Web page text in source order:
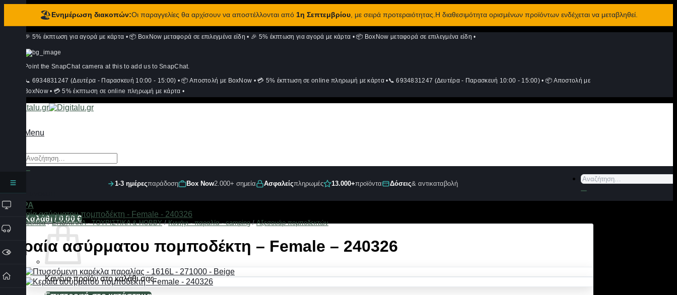
🏖️Ενημέρωση διακοπών:Οι παραγγελίες θα αρχίσουν να αποστέλλονται από 1η Σεπτεμβρίου, με σειρά προτεραιότητας.Η διαθεσιμότητα ορισμένων προϊόντων ενδέχεται να μεταβληθεί.
περιεχόμενο
🎉 5% έκπτωση για αγορά με κάρτα • 📦 BoxNow μεταφορά σε επιλεγμένα είδη • 🎉 5% έκπτωση για αγορά με κάρτα • 📦 BoxNow μεταφορά σε επιλεγμένα είδη •
Point the SnapChat camera at this to add us to SnapChat.
📞 6934831247 (Δευτέρα - Παρασκευή 10:00 - 15:00) • 📦 Αποστολή με BoxNow • 💳 5% έκπτωση σε online πληρωμή με κάρτα •📞 6934831247 (Δευτέρα - Παρασκευή 10:00 - 15:00) • 📦 Αποστολή με
BoxNow • 💳 5% έκπτωση σε online πληρωμή με κάρτα •
Menu
Αναζήτηση
για:
Σύνδεση
Καλάθι / 0,00€
Κανένα προϊόν στο καλάθι σας.
1-3 ημέρεςπαράδοση Box Now2.000+ σημεία Ασφαλείςπληρωμές 13.000+προϊόντα Δόσεις& αντικαταβολή
Αναζήτηση
ΦΙΛΤΡΑ
Αρχική σελίδα / ΕΠΟΧΙΑΚΑ - ΤΟΥΡΙΣΤΙΚΑ & HOBBY / Κυνήγι - παραλία - camping / Αξεσουάρ πομποδεκτών
Κεραία ασύρματου πομποδέκτη – Female – 240326